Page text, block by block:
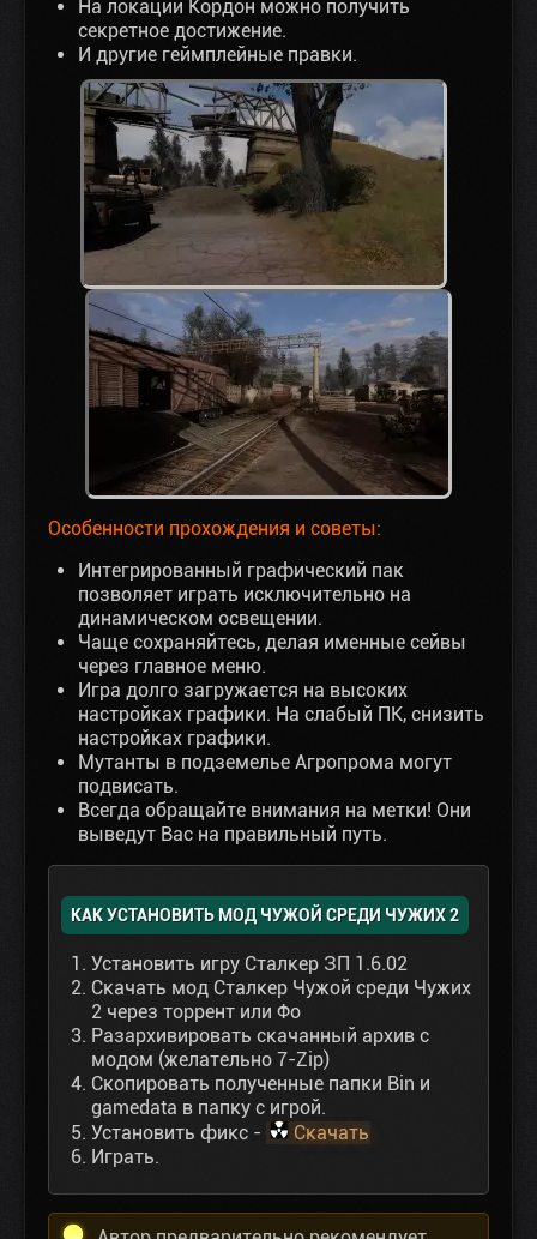
На локации Кордон можно получить
секретное достижение.
И другие геймплейные правки.
Особенности прохождения и советы:
Интегрированный графический пак
позволяет играть исключительно на
динамическом освещении.
Чаще сохраняйтесь, делая именные сейвы
через главное меню.
Игра долго загружается на высоких
настройках графики. На слабый ПК, снизить
настройках графики.
Мутанты в подземелье Агропрома могут
подвисать.
Всегда обращайте внимания на метки! Они
выведут Вас на правильный путь.
КАК УСТАНОВИТЬ МОД ЧУЖОЙ СРЕДИ ЧУЖИХ 2
Установить игру Сталкер ЗП 1.6.02
Скачать мод Сталкер Чужой среди Чужих
2 через торрент или Фо
Разархивировать скачанный архив с
модом (желательно 7-Zip)
Скопировать полученные папки Bin и
gamedata в папку с игрой.
Установить фикс -
Скачать
Играть.